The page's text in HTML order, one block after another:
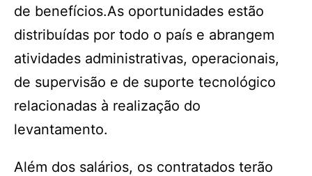
de benefícios.As oportunidades estão
distribuídas por todo o país e abrangem
atividades administrativas, operacionais,
de supervisão e de suporte tecnológico
relacionadas à realização do
levantamento.
Além dos salários, os contratados terão